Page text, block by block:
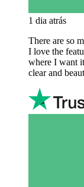
1 dia atrás
There are so
I love the
where I want
clear and